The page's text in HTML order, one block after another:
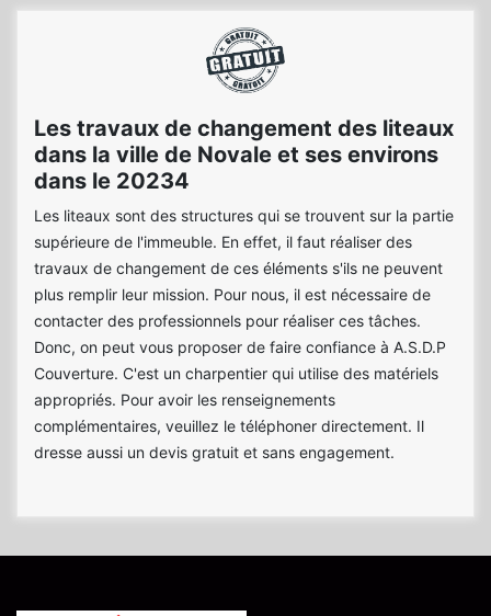
Les travaux de changement des liteaux
dans la ville de Novale et ses environs
dans le 20234
Les liteaux sont des structures qui se trouvent sur la partie
supérieure de l'immeuble. En effet, il faut réaliser des
travaux de changement de ces éléments s'ils ne peuvent
plus remplir leur mission. Pour nous, il est nécessaire de
contacter des professionnels pour réaliser ces tâches.
Donc, on peut vous proposer de faire confiance à A.S.D.P
Couverture. C'est un charpentier qui utilise des matériels
appropriés. Pour avoir les renseignements
complémentaires, veuillez le téléphoner directement. Il
dresse aussi un devis gratuit et sans engagement.